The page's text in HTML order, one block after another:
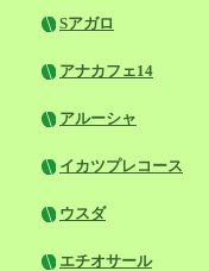
Sアガロ
アナカフェ14
アルーシャ
イカツプレコース
ウスダ
エチオサール